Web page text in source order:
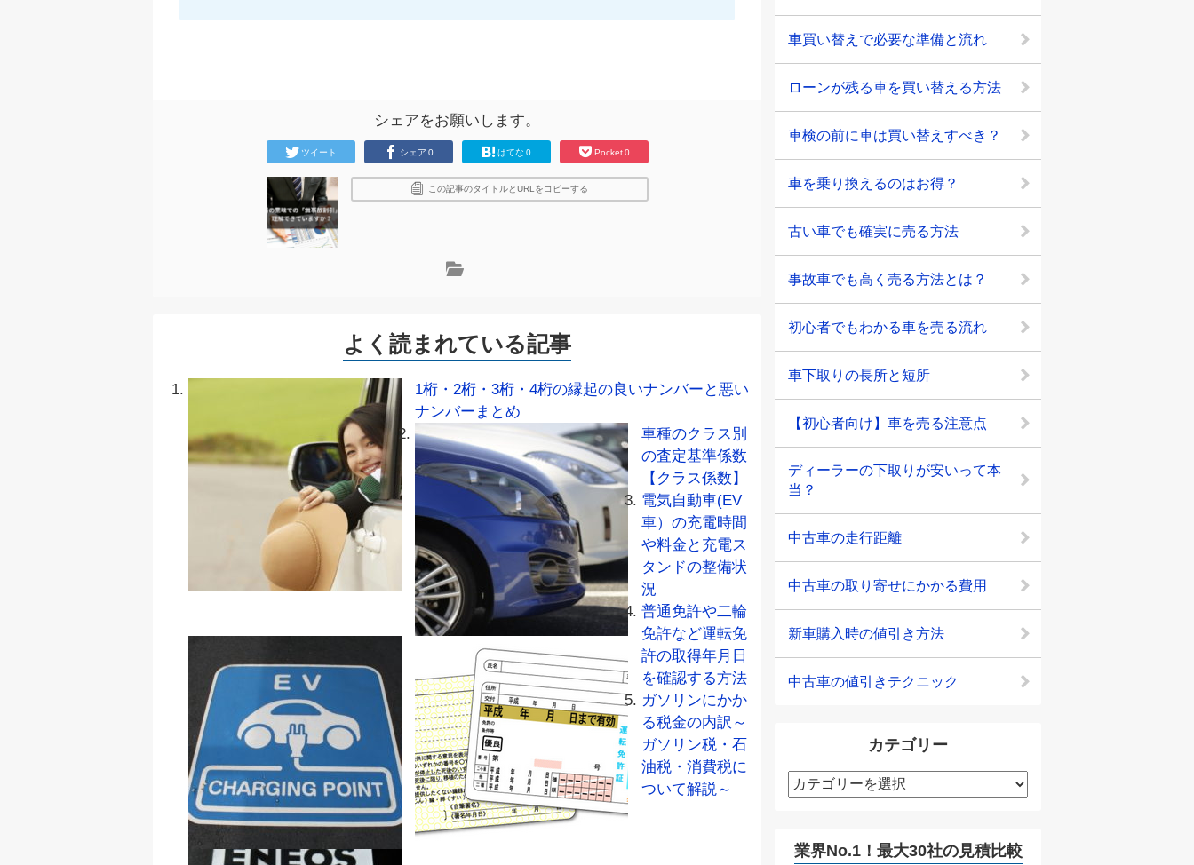
シェアをお願いします。
ツイート シェア 0 はてな 0 Pocket 0
この記事のタイトルとURLをコピーする
よく読まれている記事
1桁・2桁・3桁・4桁の縁起の良いナンバーと悪い
ナンバーまとめ
車種のクラス別
の査定基準係数
【クラス係数】
電気自動車(EV
車）の充電時間
や料金と充電ス
タンドの整備状
況
普通免許や二輪
免許など運転免
許の取得年月日
を確認する方法
ガソリンにかか
る税金の内訳～
ガソリン税・石
油税・消費税に
ついて解説～
車買い替えで必要な準備と流れ
ローンが残る車を買い替える方法
車検の前に車は買い替えすべき？
車を乗り換えるのはお得？
古い車でも確実に売る方法
事故車でも高く売る方法とは？
初心者でもわかる車を売る流れ
車下取りの長所と短所
【初心者向け】車を売る注意点
ディーラーの下取りが安いって本
当？
中古車の走行距離
中古車の取り寄せにかかる費用
新車購入時の値引き方法
中古車の値引きテクニック
カテゴリー
カ
テ
リ
業界No.1！最大30社の見積比較